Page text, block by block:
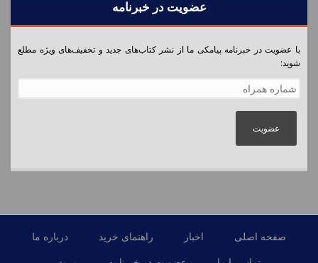
عضویت در خبرنامه
با عضویت در خبرنامه پیامکی ما از نشر کتاب‌های جدید و تخفیف‌های ویژه مطلع
شوید:
شماره همراه
*
صفحه اصلی اخبار راهنمای خرید
درباره ما